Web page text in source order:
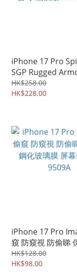
iPhone 17 Pro
SGP Rugged
MagFit 磁吸軍用級
套 手機軟殼Case
HK$258.00
HK$228.00
iPhone 17 Pro
窺 防窺視 防偷睇
化玻璃膜 屏幕保護
9509A
HK$128.00
HK$98.00